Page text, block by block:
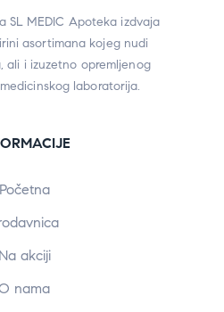
SL MEDIC Apoteka izdvaja
asortimana kojeg nudi
ali i izuzetno opremljenog
laboratorija.
Početna
Na akciji
nama